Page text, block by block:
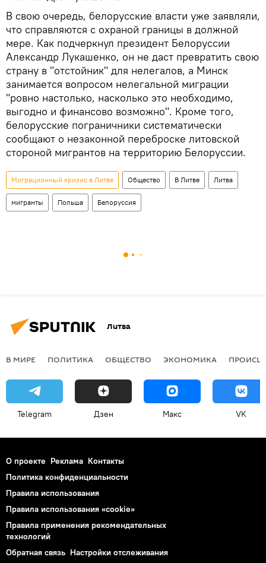
В свою очередь, белорусские власти уже заявляли,
что справляются с охраной границы в должной
мере. Как подчеркнул президент Белоруссии
Александр Лукашенко, он не даст превратить свою
страну в "отстойник" для нелегалов, а Минск
занимается вопросом нелегальной миграции
"ровно настолько, насколько это необходимо,
выгодно и финансово возможно". Кроме того,
белорусские пограничники систематически
сообщают о незаконной переброске литовской
стороной мигрантов на территорию Белоруссии.
Миграционный кризис в Литве Общество В Литве Литва
мигранты Польша Белоруссия
Литва
В МИРЕ ПОЛИТИКА ОБЩЕСТВО ЭКОНОМИКА
Telegram Дзен Макс VK
О проекте Реклама Контакты
Политика конфиденциальности
Правила использования
Правила использования «cookie»
Правила применения рекомендательных
технологий
Обратная связь Настройки отслеживания